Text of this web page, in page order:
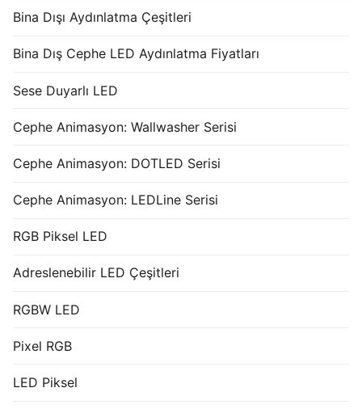
Bina Dışı Aydınlatma Çeşitleri
Bina Dış Cephe LED Aydınlatma Fiyatları
Sese Duyarlı LED
Cephe Animasyon: Wallwasher Serisi
Cephe Animasyon: DOTLED Serisi
Cephe Animasyon: LEDLine Serisi
RGB Piksel LED
Adreslenebilir LED Çeşitleri
RGBW LED
Pixel RGB
LED Piksel